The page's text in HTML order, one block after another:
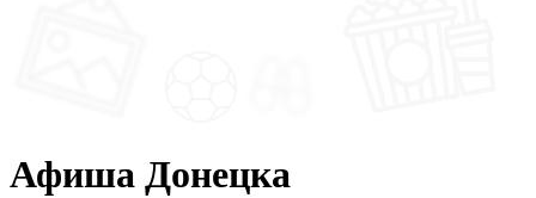
Афиша Донецка